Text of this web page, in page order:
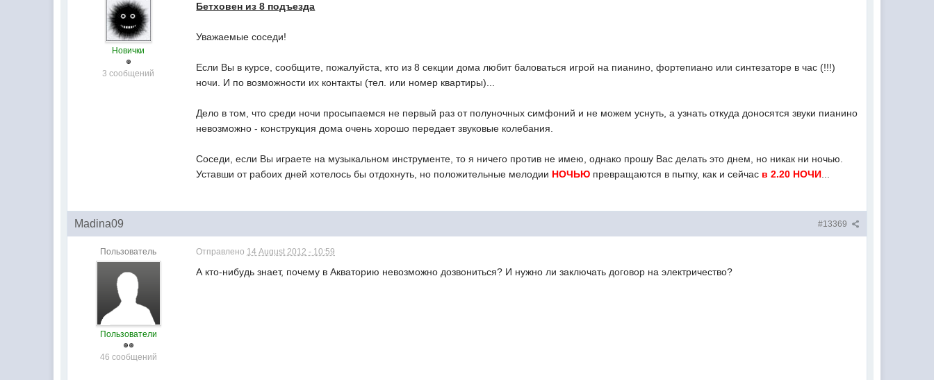
Новички
3 сообщений
Бетховен из 8 подъезда
Уважаемые соседи!
Если Вы в курсе, сообщите, пожалуйста, кто из 8 секции дома любит баловаться игрой на пианино, фортепиано или синтезаторе в час (!!!)
ночи. И по возможности их контакты (тел. или номер квартиры)...
Дело в том, что среди ночи просыпаемся не первый раз от полуночных симфоний и не можем уснуть, а узнать откуда доносятся звуки пианино
невозможно - конструкция дома очень хорошо передает звуковые колебания.
Соседи, если Вы играете на музыкальном инструменте, то я ничего против не имею, однако прошу Вас делать это днем, но никак ни ночью.
Уставши от рабоих дней хотелось бы отдохнуть, но положительные мелодии НОЧЬЮ превращаются в пытку, как и сейчас в 2.20 НОЧИ
#13369
Madina09
Пользователь
Пользователи
46 сообщений
Отправлено 14 August 2012 - 10:59
А кто-нибудь знает, почему в Акваторию невозможно дозвониться? И нужно ли заключать договор на электричество?